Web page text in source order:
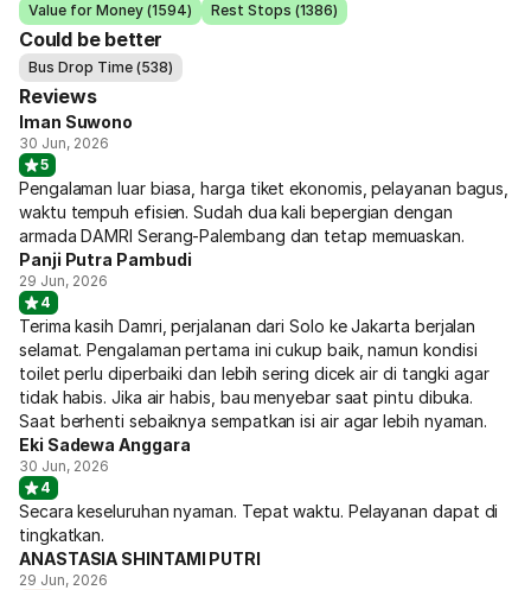
Value for Money (1594)
Rest Stops (1386)
Could be better
Bus Drop Time (538)
Reviews
Iman Suwono
30 Jun, 2026
5
Pengalaman luar biasa, harga tiket ekonomis, pelayanan bagus,
waktu tempuh efisien. Sudah dua kali bepergian dengan
armada DAMRI Serang-Palembang dan tetap memuaskan.
Panji Putra Pambudi
29 Jun, 2026
4
Terima kasih Damri, perjalanan dari Solo ke Jakarta berjalan
selamat. Pengalaman pertama ini cukup baik, namun kondisi
toilet perlu diperbaiki dan lebih sering dicek air di tangki agar
tidak habis. Jika air habis, bau menyebar saat pintu dibuka.
Saat berhenti sebaiknya sempatkan isi air agar lebih nyaman.
Eki Sadewa Anggara
30 Jun, 2026
4
Secara keseluruhan nyaman. Tepat waktu. Pelayanan dapat di
tingkatkan.
ANASTASIA SHINTAMI PUTRI
29 Jun, 2026